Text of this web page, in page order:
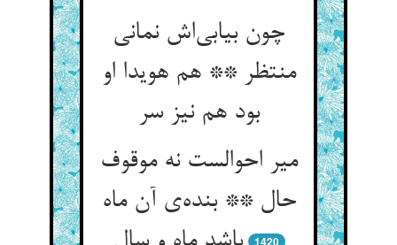
چون بیابی‌اش نمانی
منتظر ** هم هویدا او
بود هم نیز سر
میر احوالست نه موقوف
حال ** بنده‌ی آن ماه
1420